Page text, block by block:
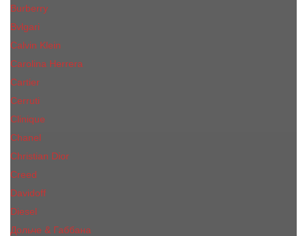
Burberry
Bvlgari
Calvin Klein
Carolina Herrera
Cartier
Cerruti
Сliniquе
Chanel
Christian Dior
Creed
Davidoff
Diesel
Дольче & Габбана